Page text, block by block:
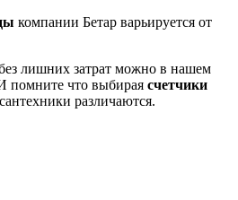
компании Бетар варьируется от
лишних затрат можно в нашем
помните что выбирая счетчики
различаются.